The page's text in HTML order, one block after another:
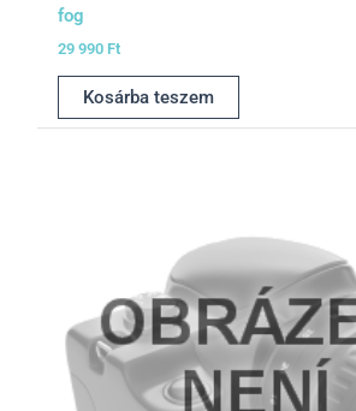
fog
29 990 Ft
Kosárba teszem